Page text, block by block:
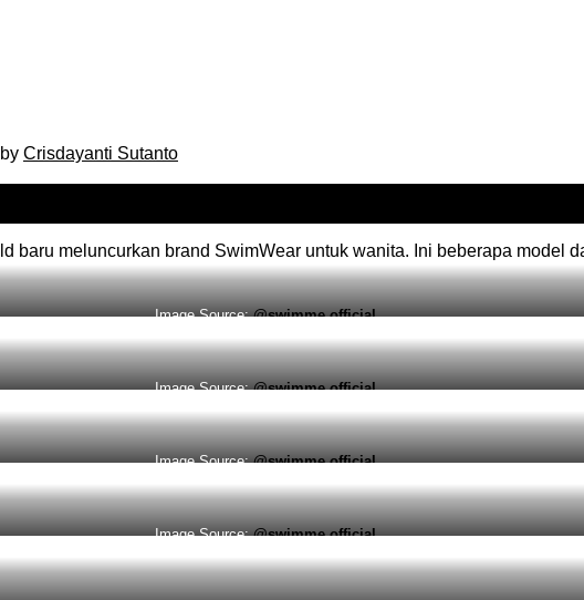
by Crisdayanti Sutanto
baru meluncurkan brand SwimWear untuk wanita. Ini beberapa model
Image Source:@swimme.official
Image Source:@swimme.official
Image Source:@swimme.official
Image Source:@swimme.official